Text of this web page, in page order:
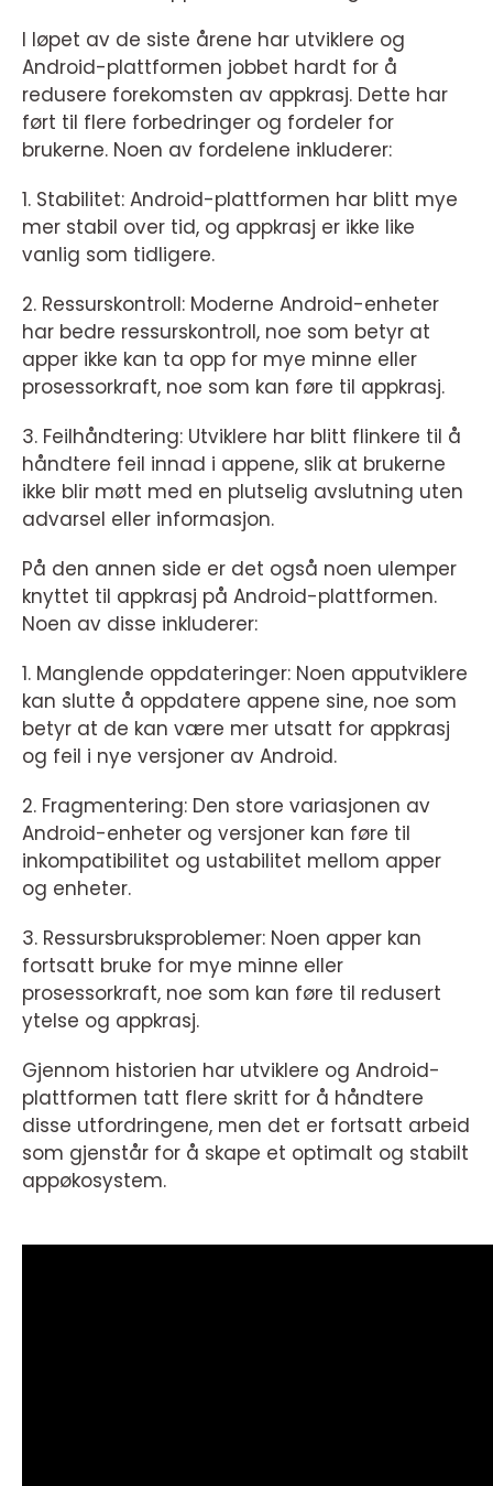
I løpet av de siste årene har utviklere og
Android-plattformen jobbet hardt for å
redusere forekomsten av appkrasj. Dette har
ført til flere forbedringer og fordeler for
brukerne. Noen av fordelene inkluderer:
1. Stabilitet: Android-plattformen har blitt mye
mer stabil over tid, og appkrasj er ikke like
vanlig som tidligere.
2. Ressurskontroll: Moderne Android-enheter
har bedre ressurskontroll, noe som betyr at
apper ikke kan ta opp for mye minne eller
prosessorkraft, noe som kan føre til appkrasj.
3. Feilhåndtering: Utviklere har blitt flinkere til å
håndtere feil innad i appene, slik at brukerne
ikke blir møtt med en plutselig avslutning uten
advarsel eller informasjon.
På den annen side er det også noen ulemper
knyttet til appkrasj på Android-plattformen.
Noen av disse inkluderer:
1. Manglende oppdateringer: Noen apputviklere
kan slutte å oppdatere appene sine, noe som
betyr at de kan være mer utsatt for appkrasj
og feil i nye versjoner av Android.
2. Fragmentering: Den store variasjonen av
Android-enheter og versjoner kan føre til
inkompatibilitet og ustabilitet mellom apper
og enheter.
3. Ressursbruksproblemer: Noen apper kan
fortsatt bruke for mye minne eller
prosessorkraft, noe som kan føre til redusert
ytelse og appkrasj.
Gjennom historien har utviklere og Android-
plattformen tatt flere skritt for å håndtere
disse utfordringene, men det er fortsatt arbeid
som gjenstår for å skape et optimalt og stabilt
appøkosystem.